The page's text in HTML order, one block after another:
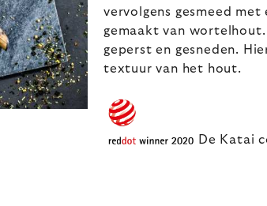
vervolgens gesmeed
gemaakt van
geperst en gesneden.
textuur van het hout.
De Katai